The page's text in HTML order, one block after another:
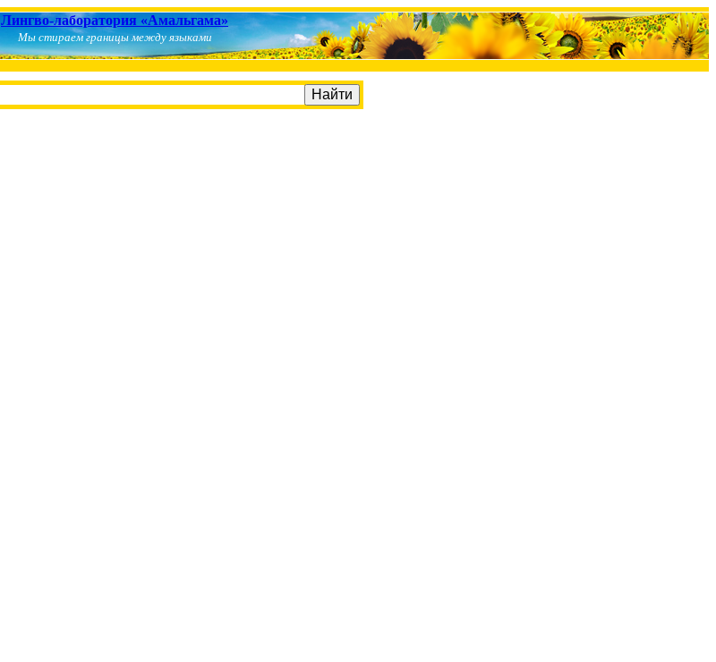
Лингво-лаборатория «Амальгама»
Мы стираем границы между языками